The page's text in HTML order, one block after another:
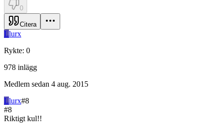
0
Citera
Llurx
Rykte: 0
978 inlägg
Medlem sedan 4 aug. 2015
Llurx#8
#8
Riktigt kul!!